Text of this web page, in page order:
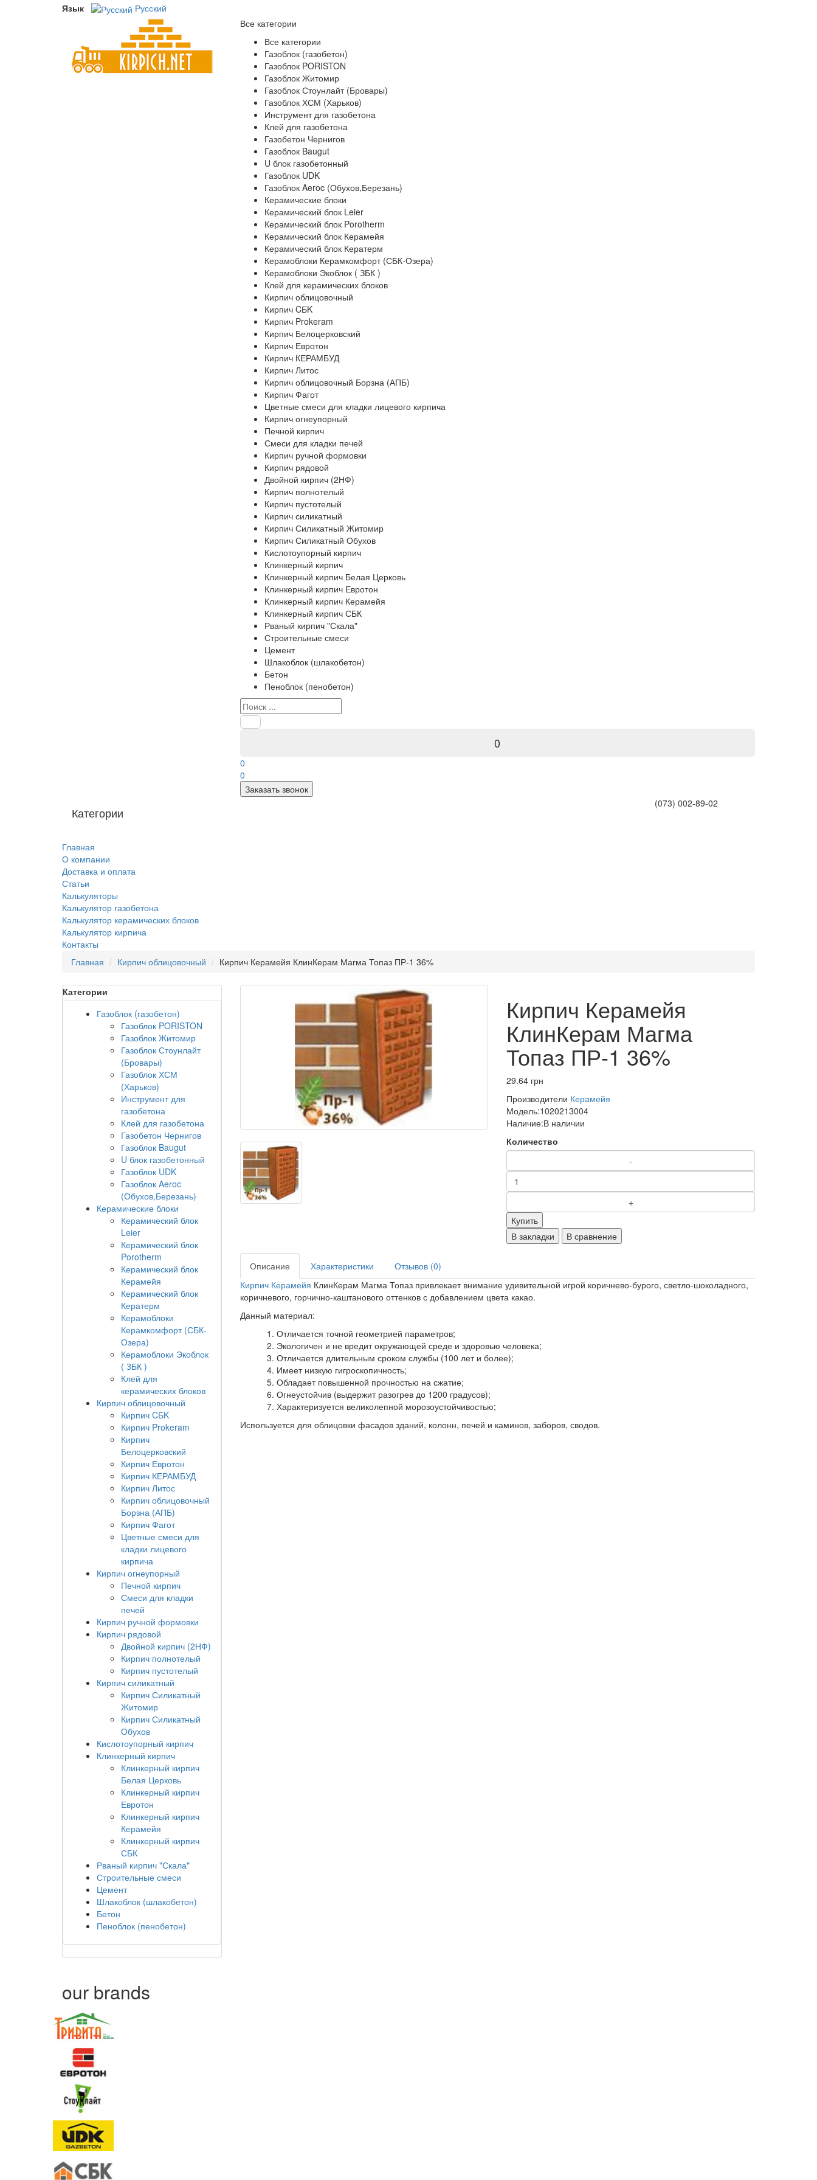
Язык
Русский
Все категории
Все категории
Газоблок (газобетон)
Газоблок PORISTON
Газоблок Житомир
Газоблок Стоунлайт (Бровары)
Газоблок ХСМ (Харьков)
Инструмент для газобетона
Клей для газобетона
Газобетон Чернигов
Газоблок Baugut
U блок газобетонный
Газоблок UDK
Газоблок Aeroc (Обухов,Березань)
Керамические блоки
Керамический блок Leier
Керамический блок Porotherm
Керамический блок Керамейя
Керамический блок Кератерм
Керамоблоки Керамкомфорт (СБК-Озера)
Керамоблоки Экоблок ( ЗБК )
Клей для керамических блоков
Кирпич облицовочный
Кирпич CБK
Кирпич Prokeram
Кирпич Белоцерковский
Кирпич Евротон
Кирпич КЕРАМБУД
Кирпич Литос
Кирпич облицовочный Борзна (АПБ)
Кирпич Фагот
Цветные смеси для кладки лицевого кирпича
Кирпич огнеупорный
Печной кирпич
Смеси для кладки печей
Кирпич ручной формовки
Кирпич рядовой
Двойной кирпич (2НФ)
Кирпич полнотелый
Кирпич пустотелый
Кирпич силикатный
Кирпич Силикатный Житомир
Кирпич Силикатный Обухов
Кислотоупорный кирпич
Клинкерный кирпич
Клинкерный кирпич Белая Церковь
Клинкерный кирпич Евротон
Клинкерный кирпич Керамейя
Клинкерный кирпич СБК
Рваный кирпич "Скала"
Строительные смеси
Цемент
Шлакоблок (шлакобетон)
Бетон
Пеноблок (пенобетон)
0
0
0
Заказать звонок
Категории
Главная
О компании
Доставка и оплата
Статьи
Калькуляторы
Калькулятор газобетона
Калькулятор керамических блоков
Калькулятор кирпича
Контакты
(073) 002-89-02
Главная Кирпич облицовочный Кирпич Керамейя КлинКерам Магма Топаз ПР-1 36%
Категории
Газоблок (газобетон)
Газоблок PORISTON
Газоблок Житомир
Газоблок Стоунлайт
(Бровары)
Газоблок ХСМ
(Харьков)
Инструмент для
газобетона
Клей для газобетона
Газобетон Чернигов
Газоблок Baugut
U блок газобетонный
Газоблок UDK
Газоблок Aeroc
(Обухов,Березань)
Керамические блоки
Керамический блок
Leier
Керамический блок
Porotherm
Керамический блок
Керамейя
Керамический блок
Кератерм
Керамоблоки
Керамкомфорт (СБК-
Озера)
Керамоблоки Экоблок
( ЗБК )
Клей для
керамических блоков
Кирпич облицовочный
Кирпич CБK
Кирпич Prokeram
Кирпич
Белоцерковский
Кирпич Евротон
Кирпич КЕРАМБУД
Кирпич Литос
Кирпич облицовочный
Борзна (АПБ)
Кирпич Фагот
Цветные смеси для
кладки лицевого
кирпича
Кирпич огнеупорный
Печной кирпич
Смеси для кладки
печей
Кирпич ручной формовки
Кирпич рядовой
Двойной кирпич (2НФ)
Кирпич полнотелый
Кирпич пустотелый
Кирпич силикатный
Кирпич Силикатный
Житомир
Кирпич Силикатный
Обухов
Кислотоупорный кирпич
Клинкерный кирпич
Клинкерный кирпич
Белая Церковь
Клинкерный кирпич
Евротон
Клинкерный кирпич
Керамейя
Клинкерный кирпич
СБК
Рваный кирпич "Скала"
Строительные смеси
Цемент
Шлакоблок (шлакобетон)
Бетон
Пеноблок (пенобетон)
Кирпич Керамейя
КлинКерам Магма
Топаз ПР-1 36%
29.64 грн
Производители Керамейя
Модель:1020213004
Наличие:В наличии
Количество
Купить
В закладки
В сравнение
Описание Характеристики
Отзывов (0)
Кирпич Керамейя КлинКерам Магма Топаз привлекает внимание удивительной игрой коричнево-бурого, светло-шоколадного,
коричневого, горчично-каштанового оттенков с добавлением цвета какао.
Данный материал:
Отличается точной геометрией параметров;
Экологичен и не вредит окружающей среде и здоровью человека;
Отличается длительным сроком службы (100 лет и более);
Имеет низкую гигроскопичность;
Обладает повышенной прочностью на сжатие;
Огнеустойчив (выдержит разогрев до 1200 градусов);
Характеризуется великолепной морозоустойчивостью;
Используется для облицовки фасадов зданий, колонн, печей и каминов, заборов, сводов.
our brands